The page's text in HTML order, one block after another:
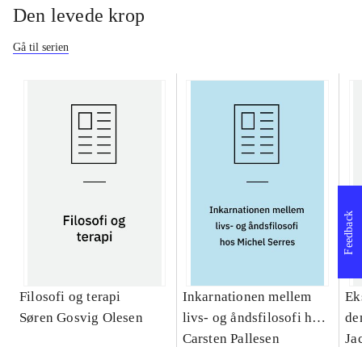
Den levede krop
Gå til serien
Filosofi og terapi
Søren Gosvig Olesen
Inkarnationen mellem
livs- og åndsfilosofi hos
Michel Serres : et
Carsten Pallesen
Feedback